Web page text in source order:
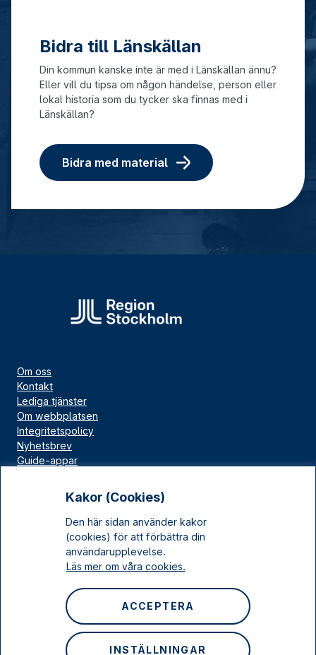
Kakor (Cookies)
Den här sidan använder kakor
(cookies) för att förbättra din
användarupplevelse.
Läs mer om våra cookies.
INSTÄLLNINGAR
ACCEPTERA
Bidra till Länskällan
Din kommun kanske inte är med i Länskällan ännu?
Eller vill du tipsa om någon händelse, person eller
lokal historia som du tycker ska finnas med i
Länskällan?
Bidra med material
Om oss
Kontakt
Lediga tjänster
Om webbplatsen
Integritetspolicy
Nyhetsbrev
Guide-appar
Kulturarv Stockholm
Sociala medier
Instagram
LinkedIn
YouTube